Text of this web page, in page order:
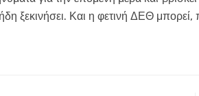
ξεκινήσει. Και η φετινή ΔΕΘ